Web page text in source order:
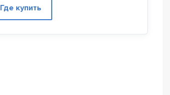
Где купить